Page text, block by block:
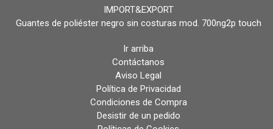
IMPORT&EXPORT
Guantes de poliéster negro sin costuras mod. 700ng2p touch
Ir arriba
Contáctanos
Aviso Legal
Política de Privacidad
Condiciones de Compra
Desistir de un pedido